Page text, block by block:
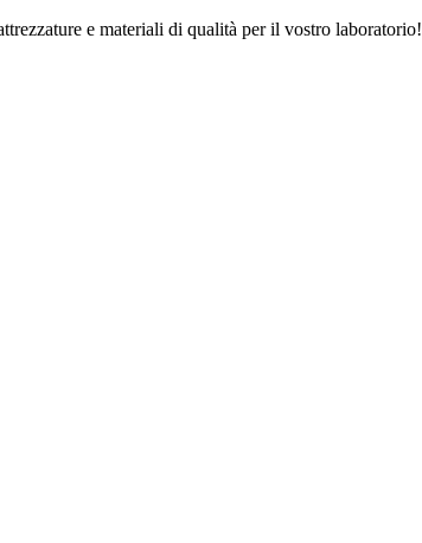
e materiali di qualità per il vostro laboratorio!